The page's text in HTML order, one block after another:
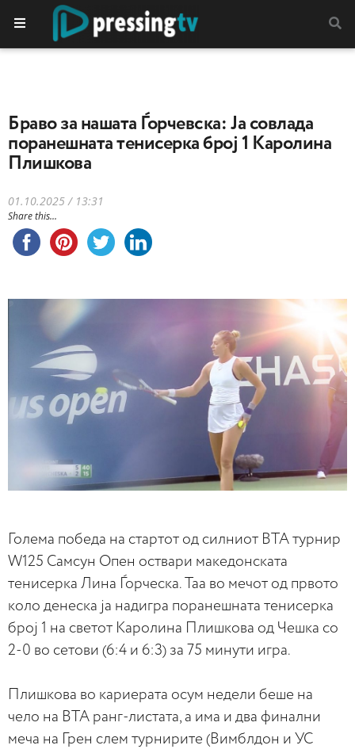
Браво за нашата Ѓорчевска: Jа совлада
поранешната тенисерка број 1 Каролина
Плишкова
01.10.2025 / 13:31
Share this...
Голема победа на стартот од силниот ВТА турнир
W125 Самсун Опен оствари македонската
тенисерка Лина Ѓорческа. Таа во мечот од првото
коло денеска ја надигра поранешната тенисерка
број 1 на светот Каролина Плишкова од Чешка со
2-0 во сетови (6:4 и 6:3) за 75 минути игра.
Плишкова во кариерата осум недели беше на
чело на ВТА ранг-листата, а има и два финални
меча на Грен слем турнирите (Вимблдон и УС